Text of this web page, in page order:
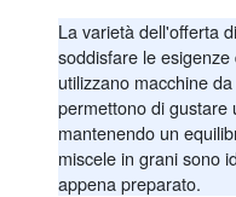
La varietà dell'offerta
soddisfare le
utilizzano macchine
permettono di gustare
mantenendo un
miscele in grani sono
appena preparato.